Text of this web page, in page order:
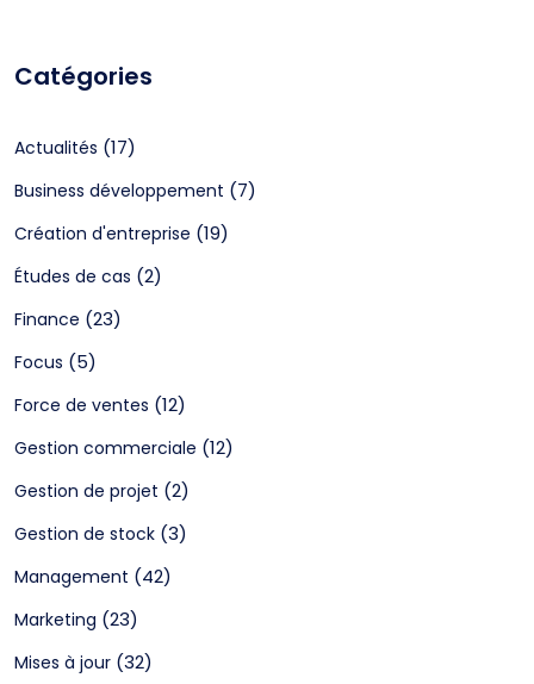
Catégories
Actualités (17)
Business développement (7)
Création d'entreprise (19)
Études de cas (2)
Finance (23)
Focus (5)
Force de ventes (12)
Gestion commerciale (12)
Gestion de projet (2)
Gestion de stock (3)
Management (42)
Marketing (23)
Mises à jour (32)